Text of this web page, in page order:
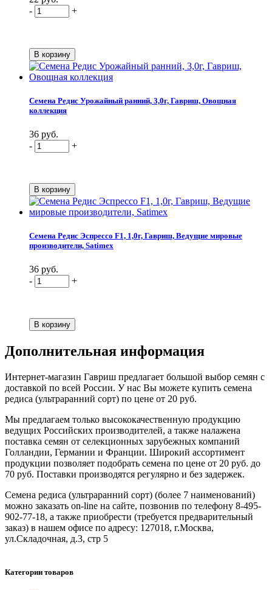
-
+
Семена Редис Урожайный ранний, 3,0г, Гавриш, Овощная
коллекция
36 руб.
-
+
Семена Редис Эспрессо F1, 1,0г, Гавриш, Ведущие мировые
производители, Satimex
36 руб.
-
+
Дополнительная информация
Интернет-магазин Гавриш предлагает большой выбор семян с
доставкой по всей России. У нас Вы можете купить семена
редиса (ультраранний сорт) по цене от 20 руб.
Мы предлагаем только высококачественную продукцию
ведущих Российских производителей, а также налажена
поставка семян от селекционных зарубежных компаний
Голландии, Германии и Франции. Широкий ассортимент
продукции позволяет подобрать семена по цене от 20 руб. до
70 руб. Поставки производятся регулярно и без задержек.
Семена редиса (ультраранний сорт) (более 7 наименований)
можно заказать on-line на сайте, позвонив по телефону 8-495-
902-77-18, а также приобрести (требуется предварительный
заказ) в нашем офисе по адресу: 127018, г.Москва,
ул.Складочная, д.3, стр 5
Категории товаров